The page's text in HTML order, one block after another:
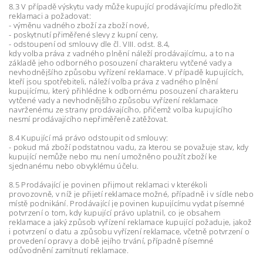
8.3 V případě výskytu vady může kupující prodávajícímu předložit
reklamaci a požadovat:
- výměnu vadného zboží za zboží nové,
- poskytnutí přiměřené slevy z kupní ceny,
- odstoupení od smlouvy dle čl. VIII. odst. 8.4,
kdy volba práva z vadného plnění náleží prodávajícímu, a to na
základě jeho odborného posouzení charakteru vytčené vady a
nevhodnějšího způsobu vyřízení reklamace. V případě kupujících,
kteří jsou spotřebiteli, náleží volba práva z vadného plnění
kupujícímu, který přihlédne k odbornému posouzení charakteru
vytčené vady a nevhodnějšího způsobu vyřízení reklamace
navrženému ze strany prodávajícího, přičemž volba kupujícího
nesmí prodávajícího nepřiměřeně zatěžovat.
8.4 Kupující má právo odstoupit od smlouvy:
- pokud má zboží podstatnou vadu, za kterou se považuje stav, kdy
kupující nemůže nebo mu není umožněno použít zboží ke
sjednanému nebo obvyklému účelu.
8.5 Prodávající je povinen přijmout reklamaci v kterékoli
provozovně, v níž je přijetí reklamace možné, případně i v sídle nebo
místě podnikání. Prodávající je povinen kupujícímu vydat písemné
potvrzení o tom, kdy kupující právo uplatnil, co je obsahem
reklamace a jaký způsob vyřízení reklamace kupující požaduje, jakož
i potvrzení o datu a způsobu vyřízení reklamace, včetně potvrzení o
provedení opravy a době jejího trvání, případně písemné
odůvodnění zamítnutí reklamace.